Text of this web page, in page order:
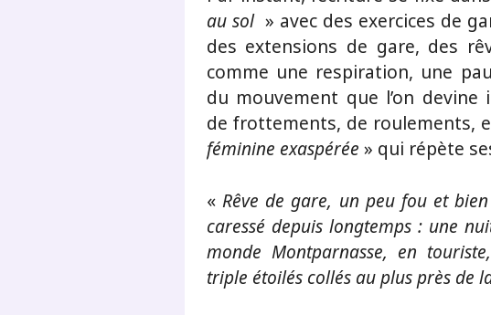
au sol » avec des exercices de
des extensions de gare, des
comme une respiration, une
du mouvement que l’on
de frottements, de roulements,
féminine exaspérée » qui répète
« Rêve de gare, un peu fou et
caressé depuis longtemps : une
monde Montparnasse, en
triple étoilés collés au plus près de